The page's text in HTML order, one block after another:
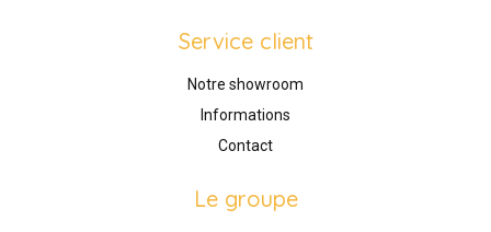
Service client
Notre showroom
Informations
Contact
Le groupe